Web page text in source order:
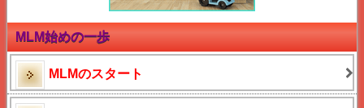
成功の秘訣は3つの人間関係
必ず出会うライバルとは？
MLMの勘違い活動とは？！
成功するダウンの見分け方
長く稼げるMLM
成功の鍵は○○関係
未経験者の成功法
スマホだけで出来る?
MLM始めの一歩
MLMのスタート